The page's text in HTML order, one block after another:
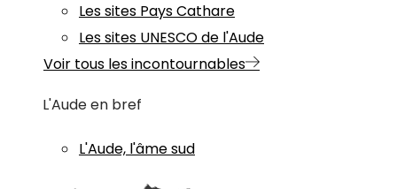
Les sites Pays Cathare
Les sites UNESCO de l'Aude
Voir tous les incontournables
L'Aude en bref
L'Aude, l'âme sud